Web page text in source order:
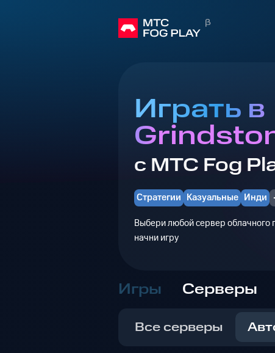
Играть в
с МТС Fog
Стратегии Казуальные Инди
Выбери любой сервер облачного
начни игру
Игры Серверы
Все серверы